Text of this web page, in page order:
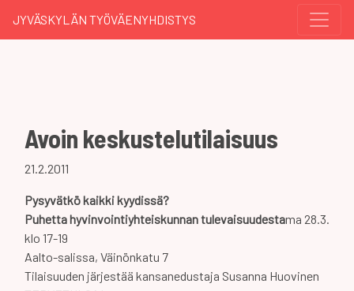
JYVÄSKYLÄN TYÖVÄENYHDISTYS
Avoin keskustelutilaisuus
21.2.2011
Pysyvätkö kaikki kyydissä?
Puhetta hyvinvointiyhteiskunnan tulevaisuudestama 28.3.
klo 17-19
Aalto-salissa, Väinönkatu 7
Tilaisuuden järjestää kansanedustaja Susanna Huovinen